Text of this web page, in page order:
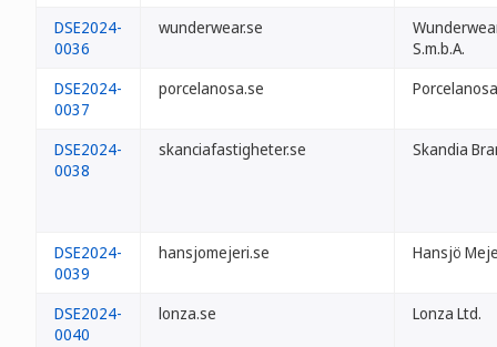
DSE2024-
0036
wunderwear.se
S.m.b.A.
DSE2024-
0037
porcelanosa.se
DSE2024-
0038
skanciafastigheter.se Skandia
DSE2024-
0039
hansjomejeri.se Hansjö
DSE2024-
0040
lonza.se Lonza Ltd.